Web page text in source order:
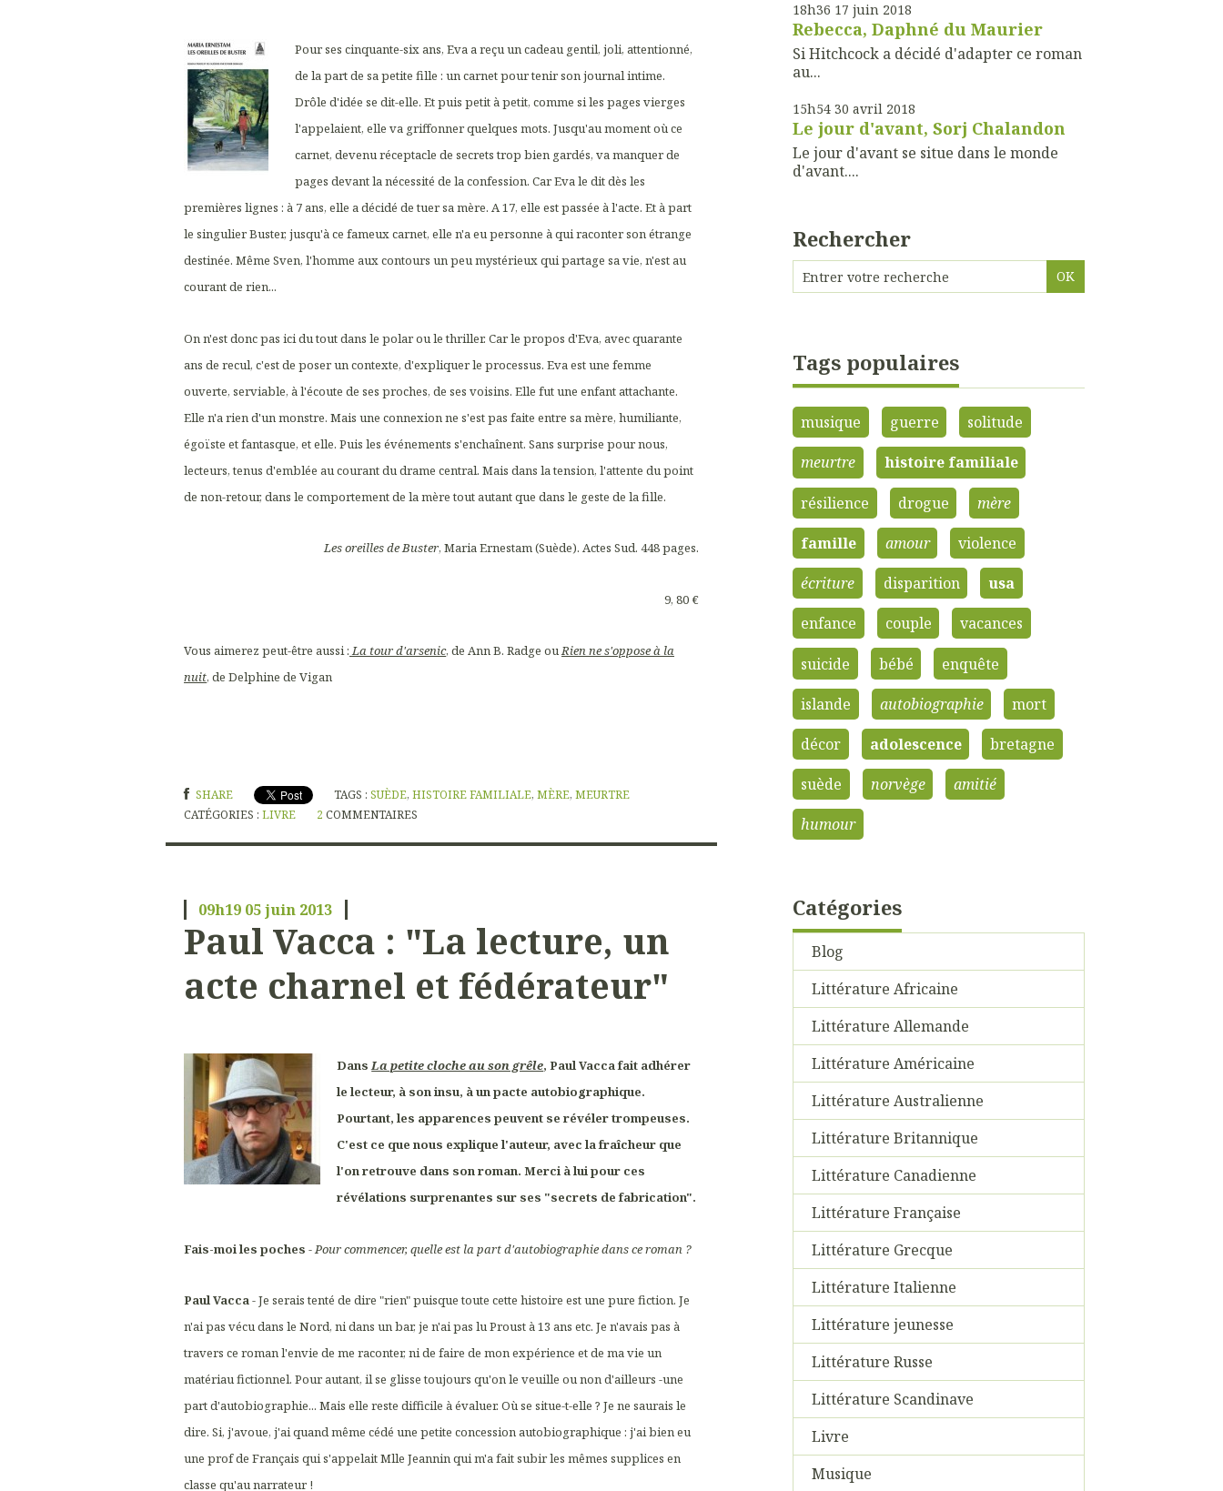
Pour ses cinquante-six ans, Eva a reçu un cadeau gentil, joli, attentionné,
de la part de sa petite fille : un carnet pour tenir son journal intime.
Drôle d'idée se dit-elle. Et puis petit à petit, comme si les pages vierges
l'appelaient, elle va griffonner quelques mots. Jusqu'au moment où ce
carnet, devenu réceptacle de secrets trop bien gardés, va manquer de
pages devant la nécessité de la confession. Car Eva le dit dès les
premières lignes : à 7 ans, elle a décidé de tuer sa mère. A 17, elle est passée à l'acte. Et à part
le singulier Buster, jusqu'à ce fameux carnet, elle n'a eu personne à qui raconter son étrange
destinée. Même Sven, l'homme aux contours un peu mystérieux qui partage sa vie, n'est au
courant de rien...
On n'est donc pas ici du tout dans le polar ou le thriller. Car le propos d'Eva, avec quarante
ans de recul, c'est de poser un contexte, d'expliquer le processus. Eva est une femme
ouverte, serviable, à l'écoute de ses proches, de ses voisins. Elle fut une enfant attachante.
Elle n'a rien d'un monstre. Mais une connexion ne s'est pas faite entre sa mère, humiliante,
égoïste et fantasque, et elle. Puis les événements s'enchaînent. Sans surprise pour nous,
lecteurs, tenus d'emblée au courant du drame central. Mais dans la tension, l'attente du point
de non-retour, dans le comportement de la mère tout autant que dans le geste de la fille.
Les oreilles de Buster, Maria Ernestam (Suède). Actes Sud. 448 pages.
9, 80 €
Vous aimerez peut-être aussi :La tour d'arsenic, de Ann B. Radge ouRien ne s'oppose à la
nuit, de Delphine de Vigan
SHARE TAGS :SUÈDE,HISTOIRE FAMILIALE,MÈRE,MEURTRE
CATÉGORIES : LIVRE 2 COMMENTAIRES
09h19 05juin 2013
Paul Vacca : "La lecture, un
acte charnel et fédérateur"
DansLa petite cloche au son grêle, Paul Vacca fait adhérer
le lecteur, à son insu, à un pacte autobiographique.
Pourtant, les apparences peuvent se révéler trompeuses.
C'est ce que nous explique l'auteur, avec la fraîcheur que
l'on retrouve dans son roman. Merci à lui pour ces
révélations surprenantes sur ses "secrets de fabrication".
Fais-moi les poches - Pour commencer, quelle est la part d'autobiographie dans ce roman ?
Paul Vacca- Je serais tenté de dire "rien" puisque toute cette histoire est une pure fiction. Je
n'ai pas vécu dans le Nord, ni dans un bar, je n'ai pas lu Proust à 13 ans etc. Je n'avais pas à
travers ce roman l'envie de me raconter, ni de faire de mon expérience et de ma vie un
matériau fictionnel. Pour autant, il se glisse toujours qu'on le veuille ou non d'ailleurs -une
part d'autobiographie... Mais elle reste difficile à évaluer. Où se situe-t-elle ? Je ne saurais le
dire. Si, j'avoue, j'ai quand même cédé une petite concession autobiographique : j'ai bien eu
une prof de Français qui s'appelait Mlle Jeannin qui m'a fait subir les mêmes supplices en
classe qu'au narrateur !
18h36 17 juin 2018
Rebecca, Daphné du Maurier
Si Hitchcock a décidé d'adapter ce roman
au...
15h54 30 avril 2018
Le jour d'avant, Sorj Chalandon
Le jour d'avant se situe dans le monde
d'avant....
Rechercher
Tags populaires
musique guerre solitude
meurtre histoire familiale
résilience drogue mère
famille amour violence
écriture disparition usa
enfance couple vacances
suicide bébé enquête
islande autobiographie mort
décor adolescence bretagne
suède norvège amitié
humour
Catégories
Blog
Littérature Africaine
Littérature Allemande
Littérature Américaine
Littérature Australienne
Littérature Britannique
Littérature Canadienne
Littérature Française
Littérature Grecque
Littérature Italienne
Littérature jeunesse
Littérature Russe
Littérature Scandinave
Livre
Musique